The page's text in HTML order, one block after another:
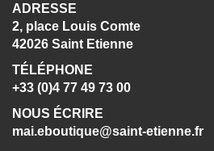
ADRESSE
2, place Louis Comte
42026 Saint Etienne
TÉLÉPHONE
+33 (0)4 77 49 73 00
NOUS ÉCRIRE
mai.eboutique@saint-etienne.fr